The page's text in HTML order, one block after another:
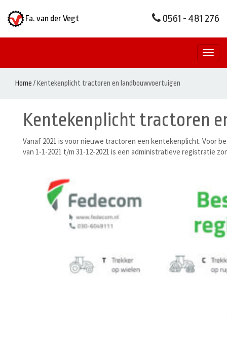
Fa. van der Vegt 0561 - 481 276
Home /Kentekenplicht tractoren en landbouwvoertuigen
Kentekenplicht tractoren
Vanaf 2021 is voor nieuwe tractoren een kentekenplicht. Voor
van 1-1-2021 t/m 31-12-2021 is een administratieve registratie